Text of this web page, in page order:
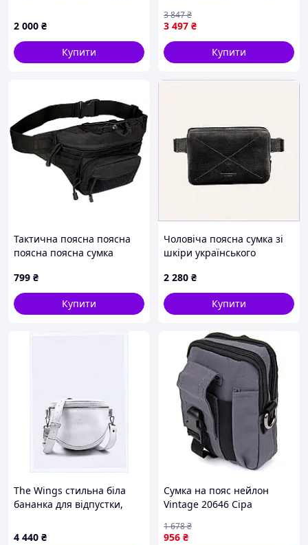
2 000 ₴
Купити
3 497 ₴
3 847₴
Купити
Тактична поясна поясна
поясна поясна сумка
(ST92AAA black)
799 ₴
Купити
Чоловіча поясна сумка зі
шкіри українського
2 280 ₴
Купити
The Wings стильна біла
бананка для відпустки,
4 440 ₴
Сумка на пояс нейлон
Vintage 20646 Сіра
956 ₴
1 678₴